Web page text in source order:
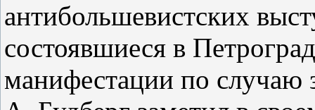
антибольшевистских
состоявшиеся в
манифестации по случаю